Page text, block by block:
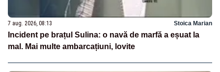
7 aug. 2026, 08:13 Stoica Marian
Incident pe brațul Sulina: o navă de marfă a eșuat la
mal. Mai multe ambarcațiuni, lovite